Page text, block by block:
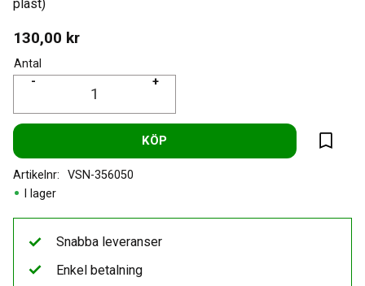
plast)
130,00 kr
Antal
+
-
KÖP
Lägg
I lager
Artikelnr VSN-356050
Snabba leveranser
Enkel betalning